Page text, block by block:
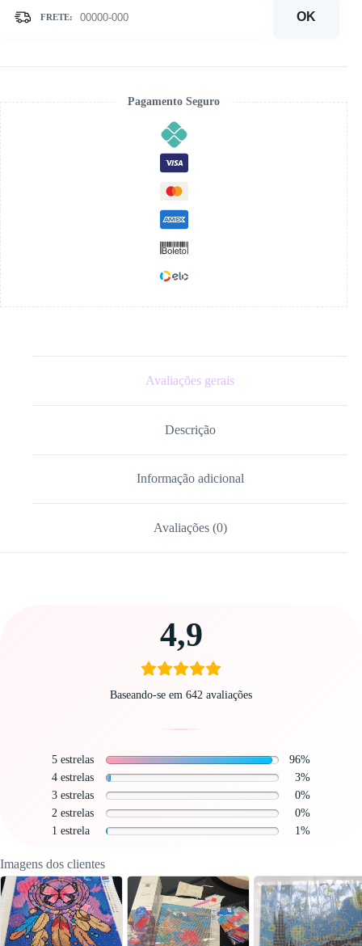
Pintura
quantidade
OK
Pagamento Seguro
Avaliações gerais
Descrição
Informação adicional
Avaliações (0)
4,9
Baseando-se em 642 avaliações
5 estrelas
96%
4 estrelas
3%
3 estrelas
0%
2 estrelas
0%
1 estrela
1%
Imagens dos clientes